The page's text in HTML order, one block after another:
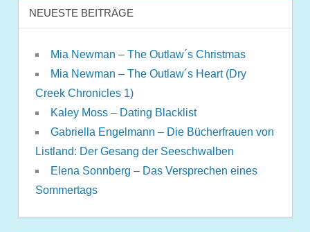
NEUESTE BEITRÄGE
Mia Newman – The Outlaw´s Christmas
Mia Newman – The Outlaw´s Heart (Dry
Creek Chronicles 1)
Kaley Moss – Dating Blacklist
Gabriella Engelmann – Die Bücherfrauen von
Listland: Der Gesang der Seeschwalben
Elena Sonnberg – Das Versprechen eines
Sommertags